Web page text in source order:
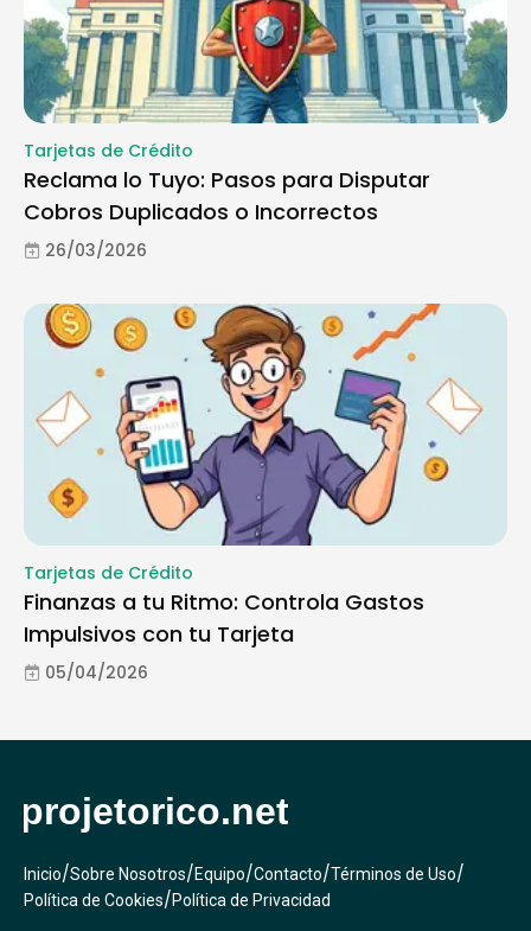
Tarjetas de Crédito
Reclama lo Tuyo: Pasos para Disputar
Cobros Duplicados o Incorrectos
26/03/2026
Tarjetas de Crédito
Finanzas a tu Ritmo: Controla Gastos
Impulsivos con tu Tarjeta
05/04/2026
Inicio/Sobre Nosotros/Equipo/Contacto/Términos de Uso/
Política de Cookies/Política de Privacidad